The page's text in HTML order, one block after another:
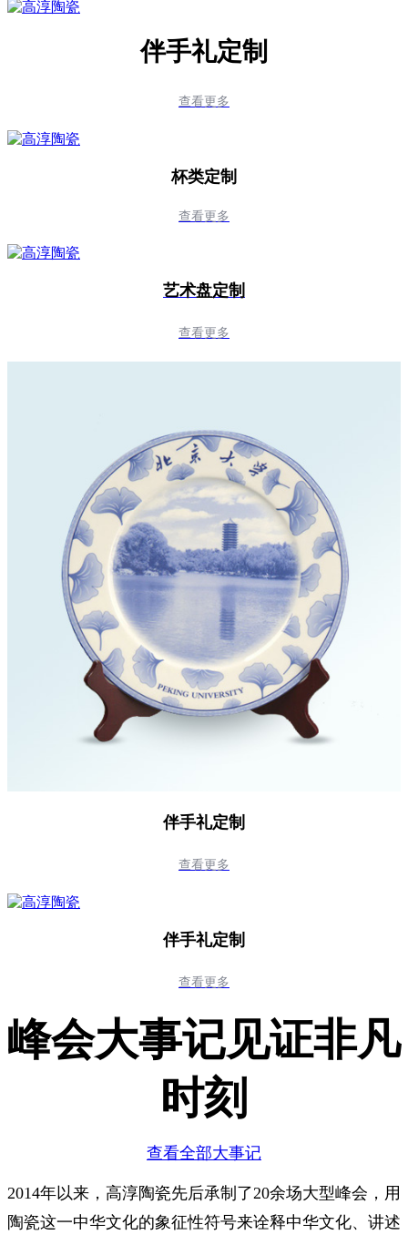
伴手礼定制
查看更多
杯类定制
查看更多
艺术盘定制
查看更多
伴手礼定制
查看更多
伴手礼定制
查看更多
峰会大事记见证非凡
时刻
查看全部大事记
2014年以来，高淳陶瓷先后承制了20余场大型峰会，用
陶瓷这一中华文化的象征性符号来诠释中华文化、讲述